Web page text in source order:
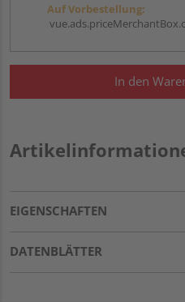
Auf Vorbestellung:
In den
EIGENSCHAFTEN
DATENBLÄTTER